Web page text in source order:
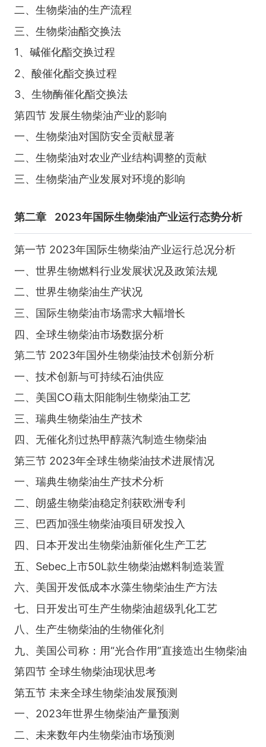
二、生物柴油的生产流程
三、生物柴油酯交换法
1、碱催化酯交换过程
2、酸催化酯交换过程
3、生物酶催化酯交换法
第四节 发展生物柴油产业的影响
一、生物柴油对国防安全贡献显著
二、生物柴油对农业产业结构调整的贡献
三、生物柴油产业发展对环境的影响
第二章 2023年国际生物柴油产业运行态势分析
第一节 2023年国际生物柴油产业运行总况分析
一、世界生物燃料行业发展状况及政策法规
二、世界生物柴油生产状况
三、国际生物柴油市场需求大幅增长
四、全球生物柴油市场数据分析
第二节 2023年国外生物柴油技术创新分析
一、技术创新与可持续石油供应
二、美国CO藉太阳能制生物柴油工艺
三、瑞典生物柴油生产技术
四、无催化剂过热甲醇蒸汽制造生物柴油
第三节 2023年全球生物柴油技术进展情况
一、瑞典生物柴油生产技术分析
二、朗盛生物柴油稳定剂获欧洲专利
三、巴西加强生物柴油项目研发投入
四、日本开发出生物柴油新催化生产工艺
五、Sebec上市50L款生物柴油燃料制造装置
六、美国开发低成本水藻生物柴油生产方法
七、日开发出可生产生物柴油超级乳化工艺
八、生产生物柴油的生物催化剂
九、美国公司称：用“光合作用”直接造出生物柴油
第四节 全球生物柴油现状思考
第五节 未来全球生物柴油发展预测
一、2023年世界生物柴油产量预测
二、未来数年内生物柴油市场预测